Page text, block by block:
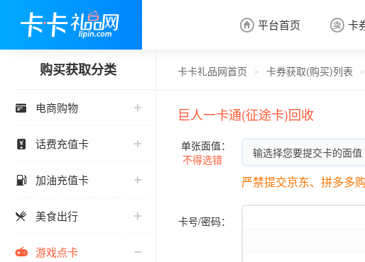
 平台首页  卡
 卡
购买获取分类
 电商购物
 话费充值卡
 加油充值卡
 美食出行
 游戏点卡
卡卡礼品网首页 > 卡券获取(购买)列表 >
巨人一卡通(征途卡)回收
单张面值：
不得选错
输选择您要提交卡的面值
严禁提交京东、拼多多
卡号/密码：